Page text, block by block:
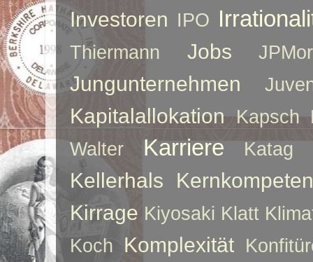
Investoren IPO
Thiermann Jobs
Jungunternehmen
Kapitalallokation Kapsch
Walter
Karriere Katag
Kellerhals
Kirrage Kiyosaki Klatt
Koch Komplexität